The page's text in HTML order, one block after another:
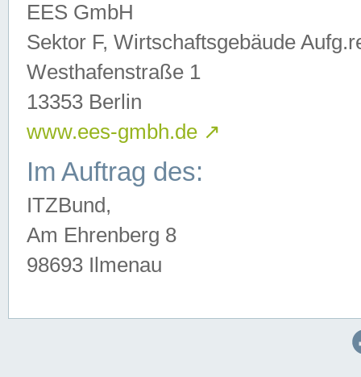
EES GmbH
Sektor F, Wirtschaftsgebäude
Westhafenstraße 1
13353 Berlin
www.ees-gmbh.de ↗
Im Auftrag des:
ITZBund,
Am Ehrenberg 8
98693 Ilmenau